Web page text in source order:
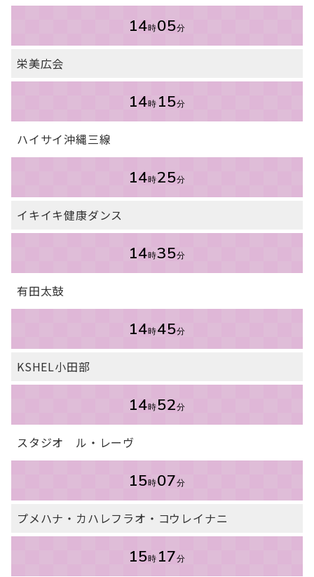
14時05分
栄美広会
14時 15分
ハイサイ沖縄三線
14時25分
イキイキ健康ダンス
14時35分
有田太鼓
14時45分
KSHEL小田部
14時52分
スタジオ ル・レーヴ
15時07分
プメハナ・カハレフラオ・コウレイナニ
15時 17分